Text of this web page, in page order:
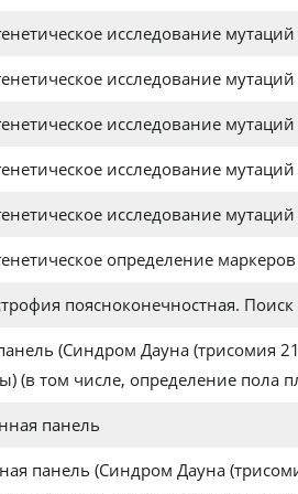
исследование
исследование
исследование
исследование
исследование
определение
поясноконечностная. Поиск
(Синдром Дауна (трисомия
(в том числе, определение пола
панель
панель (Синдром Дауна